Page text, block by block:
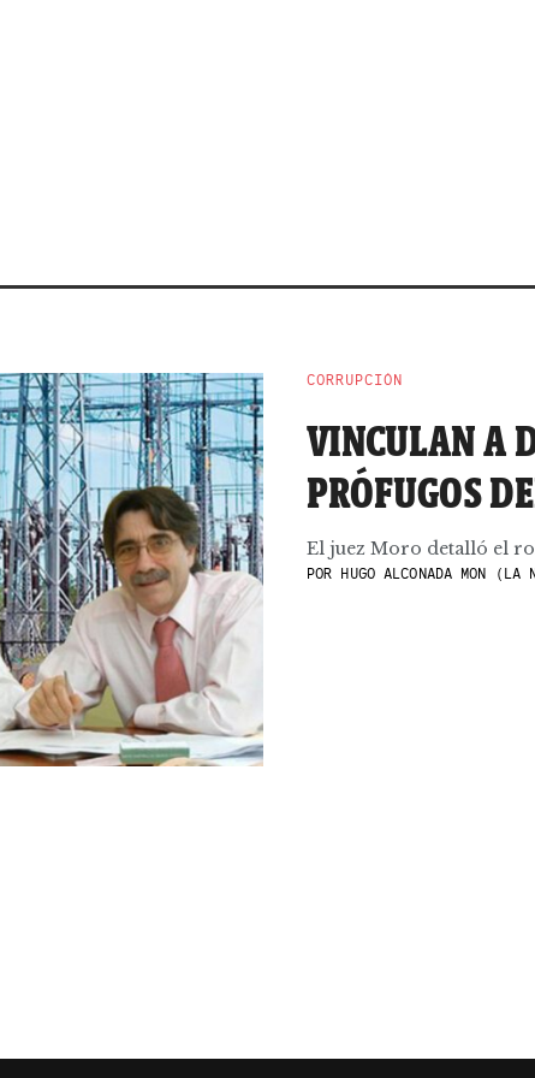
CORRUPCIÓN
VINCULAN A
PRÓFUGOS
El juez Moro detalló el
POR HUGO ALCONADA MON